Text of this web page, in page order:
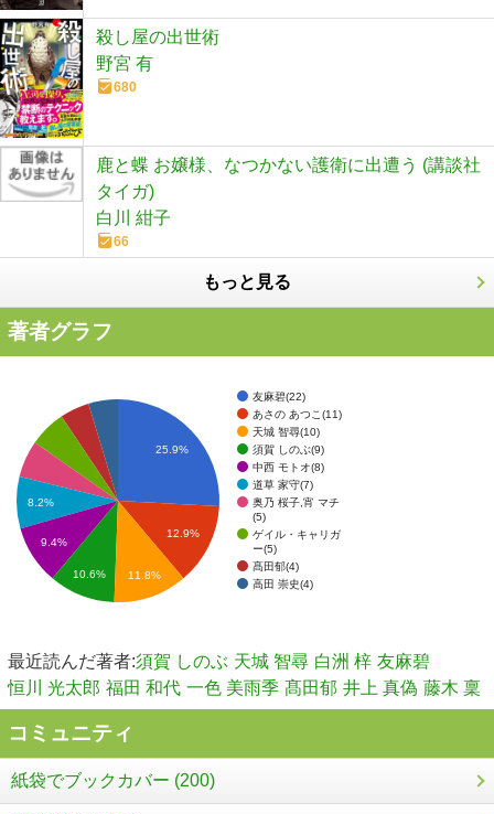
殺し屋の出世術
野宮 有
680
鹿と蝶 お嬢様、なつかない護衛に出遭う (講談社
タイガ)
白川 紺子
66
もっと見る
著者グラフ
友麻碧(22)
あさの あつこ(11)
天城 智尋(10)
須賀 しのぶ(9)
中西 モトオ(8)
道草 家守(7)
奥乃 桜子,宵 マチ
(5)
ゲイル・キャリガ
ー(5)
髙田郁(4)
高田 崇史(4)
25.9%
12.9%
8.2%
9.4%
10.6% 11.8%
最近読んだ著者:須賀 しのぶ 天城 智尋 白洲 梓 友麻碧
恒川 光太郎 福田 和代 一色 美雨季 髙田郁 井上 真偽 藤木 稟
コミュニティ
紙袋でブックカバー (200)